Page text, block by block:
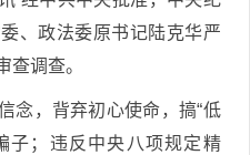
、政法委原书记陆克华严
查调查。
念，背弃初心使命，搞“低
子；违反中央八项规定精